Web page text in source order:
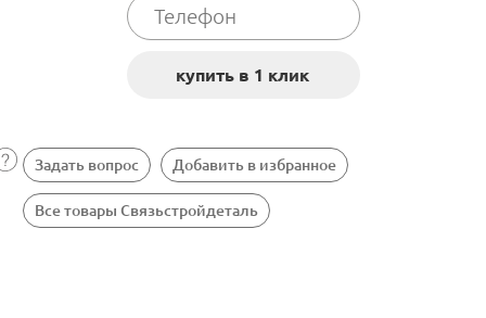
Задать вопрос Добавить в избранное
Все товары Связьстройдеталь